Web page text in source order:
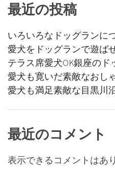
ン
最近の投稿
いろいろなドッグランに
愛犬をドッグランで遊ば
テラス席愛犬OK銀座のド
愛犬も寛いだ素敵なおし
愛犬も満足素敵な目黒川
最近のコメント
表示できるコメントはあ